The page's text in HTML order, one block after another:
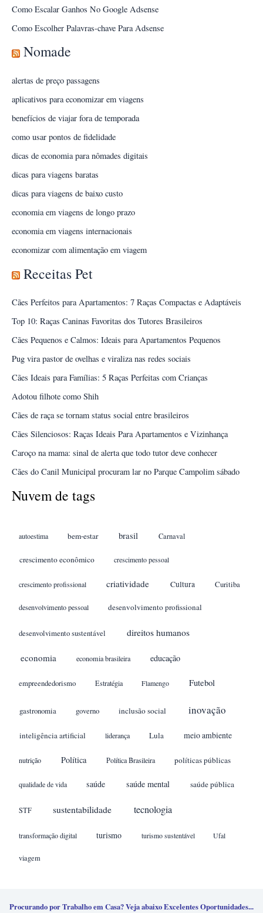
Como Escalar Ganhos No Google Adsense
Como Escolher Palavras-chave Para Adsense
Nomade
alertas de preço passagens
aplicativos para economizar em viagens
benefícios de viajar fora de temporada
como usar pontos de fidelidade
dicas de economia para nômades digitais
dicas para viagens baratas
dicas para viagens de baixo custo
economia em viagens de longo prazo
economia em viagens internacionais
economizar com alimentação em viagem
Receitas Pet
Cães Perfeitos para Apartamentos: 7 Raças Compactas e Adaptáveis
Top 10: Raças Caninas Favoritas dos Tutores Brasileiros
Cães Pequenos e Calmos: Ideais para Apartamentos Pequenos
Pug vira pastor de ovelhas e viraliza nas redes sociais
Cães Ideais para Famílias: 5 Raças Perfeitas com Crianças
Adotou filhote como Shih
Cães de raça se tornam status social entre brasileiros
Cães Silenciosos: Raças Ideais Para Apartamentos e Vizinhança
Caroço na mama: sinal de alerta que todo tutor deve conhecer
Cães do Canil Municipal procuram lar no Parque Campolim sábado
Nuvem de tags
autoestima bem-estar brasil Carnaval
crescimento econômico crescimento pessoal
crescimento profissional criatividade Cultura Curitiba
desenvolvimento pessoal desenvolvimento profissional
desenvolvimento sustentável direitos humanos
economia economia brasileira educação
empreendedorismo Estratégia Flamengo Futebol
gastronomia governo inclusão social inovação
inteligência artificial liderança Lula meio ambiente
nutrição Política Política Brasileira políticas públicas
qualidade de vida saúde saúde mental saúde pública
STF sustentabilidade tecnologia
transformação digital turismo turismo sustentável Ufal
viagem
Procurando por Trabalho em Casa? Veja abaixo Excelentes Oportunidades...